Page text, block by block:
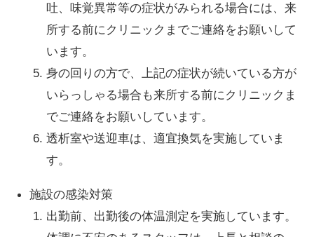
吐、味覚異常等の症状がみられる場合には、来
所する前にクリニックまでご連絡をお願いして
います。
身の回りの方で、上記の症状が続いている方が
いらっしゃる場合も来所する前にクリニックま
でご連絡をお願いしています。
透析室や送迎車は、適宜換気を実施していま
す。
施設の感染対策
出勤前、出勤後の体温測定を実施しています。